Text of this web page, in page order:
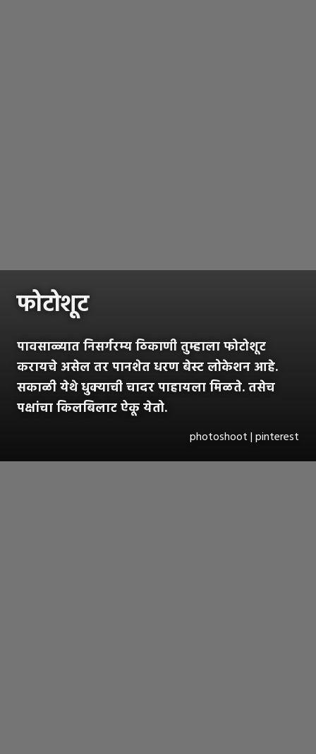
फोटोशूट
पावसाळ्यात निसर्गरम्य ठिकाणी तुम्हाला फोटोशूट
करायचे असेल तर पानशेत धरण बेस्ट लोकेशन आहे.
सकाळी येथे धुक्याची चादर पाहायला मिळते. तसेच
पक्षांचा किलबिलाट ऐकू येतो.
photoshoot | pinterest